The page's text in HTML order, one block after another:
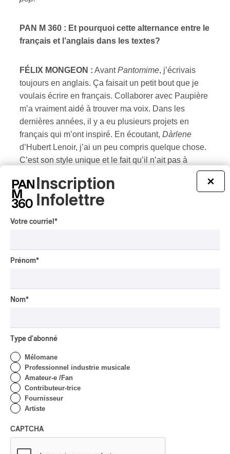
pop
RENSEIGNEMENTS SUPPLÉMENTAIRES
PAN M 360 : Et pourquoi cette alternance entre le
français et l’anglais dans les textes?
FÉLIX MONGEON : AvantPantomime, j’écrivais
toujours en anglais. Ça faisait un petit bout que je
voulais écrire en français. Collaborer avec Paupière
m’a vraiment aidé à trouver ma voix. Dans les
dernières années, il y a eu plusieurs projets en
français qui m’ont inspiré. En écoutant, Dàrlene
d’Hubert Lenoir, j’ai un peu compris quelque chose.
C’est son style unique et le fait qu’il n’ait pas à
répondre aux attentes de personne qui m’ont inspiré.
La musique québécoise en français n’est pas
obligée de rester pareille. J’aime sortir du moule. Ça
je voulais aussi m’intégrer dans la scène franco. En
drôle on parle souvent de changer mon nom; en
blague on m’appelle
futur je vais continuer à écrire dans les deux
langues, j’aime bien ça!
×
Inscription
Infolettre
Votre courriel *
Prénom*
Nom*
Type d'abonné
Mélomane
Professionnel industrie musicale
Amateur-e /Fan
Contributeur-trice
Fournisseur
Artiste
CAPTCHA